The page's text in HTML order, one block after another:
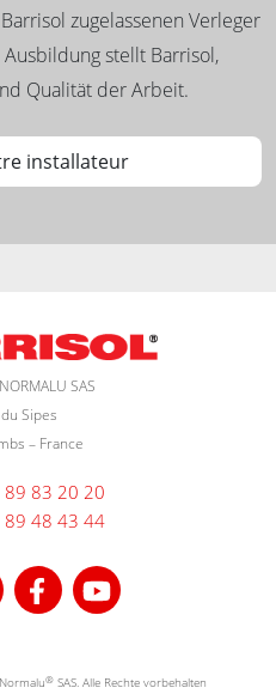
zugelassenen Verleger
stellt Barrisol,
Qualität der Arbeit.
installateur
SAS
Sipes
– France
89 83 20 20
89 48 43 44
® SAS. Alle Rechte vorbehalten